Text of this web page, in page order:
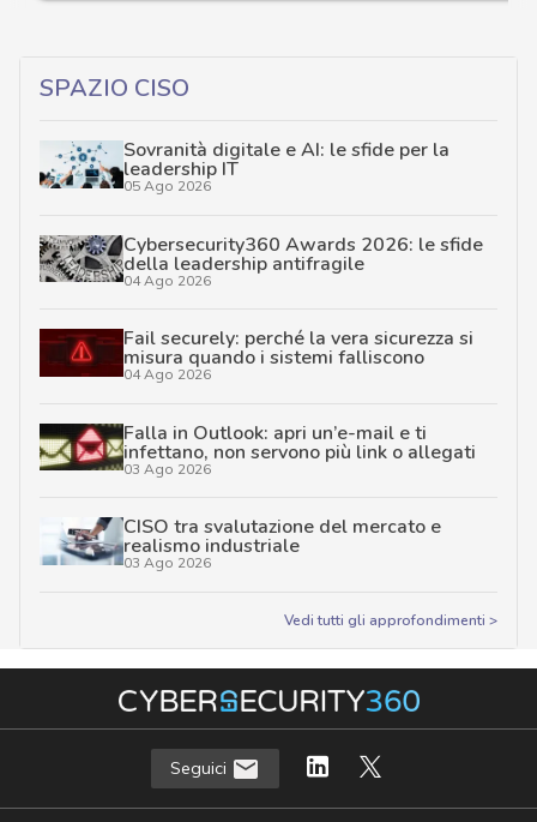
SPAZIO CISO
Sovranità digitale e AI: le sfide per la
leadership IT
05 Ago 2026
Cybersecurity360 Awards 2026: le sfide
della leadership antifragile
04 Ago 2026
Fail securely: perché la vera sicurezza si
misura quando i sistemi falliscono
04 Ago 2026
Falla in Outlook: apri un’e-mail e ti
infettano, non servono più link o allegati
03 Ago 2026
CISO tra svalutazione del mercato e
realismo industriale
03 Ago 2026
Vedi tutti gli approfondimenti >
Seguici